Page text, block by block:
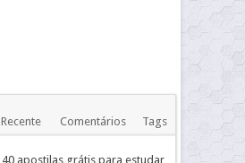
Recente Comentários Tags
40 apostilas grátis para estudar